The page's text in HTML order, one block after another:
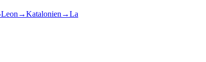
→Katalonien →La